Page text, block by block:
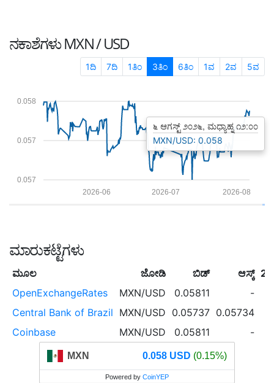
ನಕಾಶೆಗಳುMXN / USD
1ದಿ 7ದಿ 1ತಿಂ 3ತಿಂ 6ತಿಂ 1ವ 2ವ 5ವ
0.057
0.057
0.058
2026-08
2026-07
2026-06
೬ ಆಗಸ್ಟ್ ೨೦೨೬, ಮಧ್ಯಾಹ್ನ ೧೨:೦೦
MXN/USD: 0.058
ಮಾರುಕಟ್ಟೆಗಳು
ಮೂಲ ಜೋಡಿ ಬಿಡ್ ಆಸ್ಕ್
OpenExchangeRates
MXN/USD 0.05811
-
Central Bank of Brazil MXN/USD 0.05737 0.05734
Coinbase
MXN/USD 0.05811 -
MXN 0.058 USD (0.15%)
Powered by CoinYEP